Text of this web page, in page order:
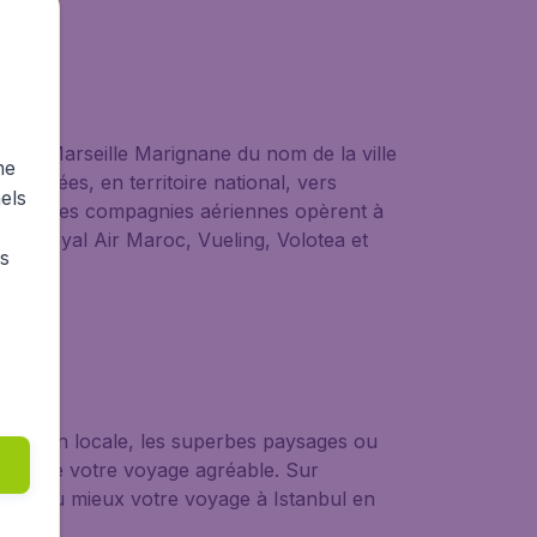
Marseille Marignane du nom de la ville
en territoire national, vers
compagnies aériennes opèrent à
Royal Air Maroc, Vueling, Volotea et
locale, les superbes paysages ou
votre voyage agréable. Sur
au mieux votre voyage à Istanbul en